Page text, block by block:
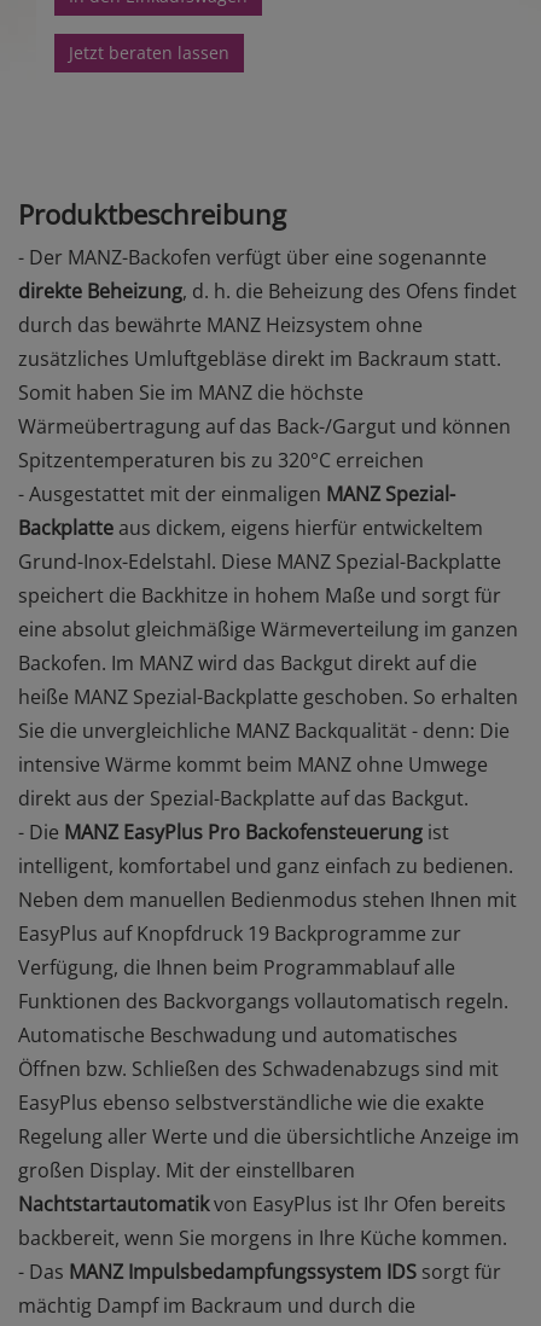
Jetzt beraten lassen
Produktbeschreibung
- Der MANZ-Backofen verfügt über eine sogenannte
direkte Beheizung, d. h. die Beheizung des Ofens findet
durch das bewährte MANZ Heizsystem ohne
zusätzliches Umluftgebläse direkt im Backraum statt.
Somit haben Sie im MANZ die höchste
Wärmeübertragung auf das Back-/Gargut und können
Spitzentemperaturen bis zu 320°C erreichen
- Ausgestattet mit der einmaligen MANZ Spezial-
Backplatteaus dickem, eigens hierfür entwickeltem
Grund-Inox-Edelstahl. Diese MANZ Spezial-Backplatte
speichert die Backhitze in hohem Maße und sorgt für
eine absolut gleichmäßige Wärmeverteilung im ganzen
Backofen. Im MANZ wird das Backgut direkt auf die
heiße MANZ Spezial-Backplatte geschoben. So erhalten
Sie die unvergleichliche MANZ Backqualität - denn: Die
intensive Wärme kommt beim MANZ ohne Umwege
direkt aus der Spezial-Backplatte auf das Backgut.
- Die MANZ EasyPlus Pro Backofensteuerung ist
intelligent, komfortabel und ganz einfach zu bedienen.
Neben dem manuellen Bedienmodus stehen Ihnen mit
EasyPlus auf Knopfdruck 19 Backprogramme zur
Verfügung, die Ihnen beim Programmablauf alle
Funktionen des Backvorgangs vollautomatisch regeln.
Automatische Beschwadung und automatisches
Öffnen bzw. Schließen des Schwadenabzugs sind mit
EasyPlus ebenso selbstverständliche wie die exakte
Regelung aller Werte und die übersichtliche Anzeige im
großen Display. Mit der einstellbaren
Nachtstartautomatikvon EasyPlus ist Ihr Ofen bereits
backbereit, wenn Sie morgens in Ihre Küche kommen.
- Das MANZ Impulsbedampfungssystem IDS sorgt für
mächtig Dampf im Backraum und durch die